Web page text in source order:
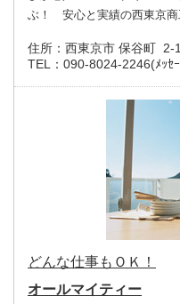
ぶ！ 安心と実績の西東京商
住所： 西東京市 保谷町 2-
TEL： 090-8024-2246(ﾒｯｾｰ
どんな仕事もＯＫ！
オールマイティー